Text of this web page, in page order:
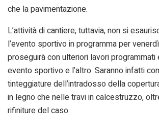
che la pavimentazione.
L’attività di cantiere, tuttavia, non si
l’evento sportivo in programma per
proseguirà con ulteriori lavori programmati
evento sportivo e l’altro. Saranno infatti
tinteggiature dell’intradosso della
in legno che nelle travi in calcestruzzo,
rifiniture del caso.